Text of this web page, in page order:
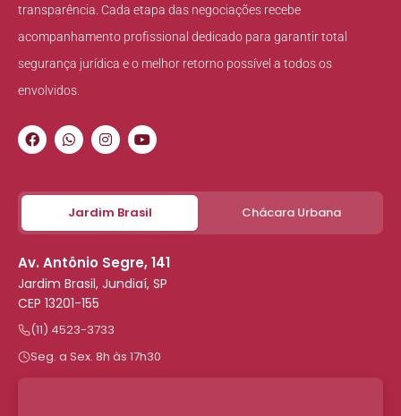
transparência. Cada etapa das negociações recebe
acompanhamento profissional dedicado para garantir total
segurança jurídica e o melhor retorno possível a todos os
envolvidos.
Jardim Brasil Chácara Urbana
Av. Antônio Segre, 141
Jardim Brasil, Jundiaí, SP
CEP 13201-155
(11) 4523-3733
Seg. a Sex. 8h às 17h30